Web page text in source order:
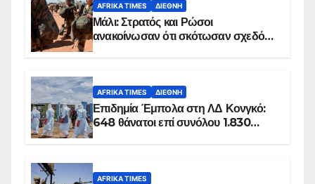
AFRIKA TIMES ΔΙΕΘΝΉ
Μάλι: Στρατός και Ρώσοι
ανακοίνωσαν ότι σκότωσαν σχεδόν
AFRIKA TIMES ΔΙΕΘΝΉ
Επιδημία Έμπολα στη ΛΔ Κονγκό:
648 θάνατοι επί συνόλου 1.830
AFRIKA TIMES